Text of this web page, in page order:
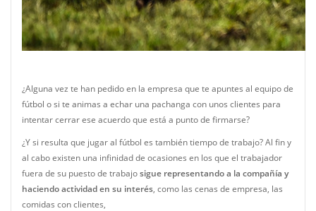
¿Alguna vez te han pedido en la empresa que te apuntes al equipo de
fútbol o si te animas a echar una pachanga con unos clientes para
intentar cerrar ese acuerdo que está a punto de firmarse?
¿Y si resulta que jugar al fútbol es también tiempo de trabajo? Al fin y
al cabo existen una infinidad de ocasiones en los que el trabajador
fuera de su puesto de trabajosigue representando a la compañía y
haciendo actividad en su interés , como las cenas de empresa, las
comidas con clientes,